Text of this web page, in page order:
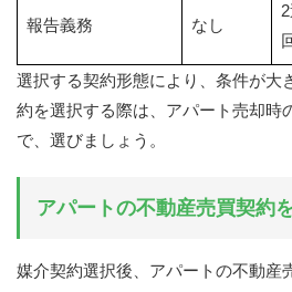
報告義務 なし
選択する契約形態により、条件が大
約を選択する際は、アパート売却時
で、選びましょう。
アパートの不動産売買契約
媒介契約選択後、アパートの不動産